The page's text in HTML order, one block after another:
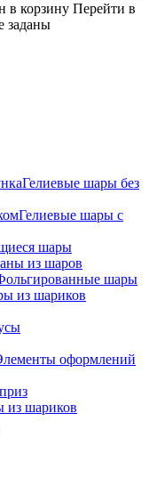
в корзину Перейти в
заданы
Гелиевые шары без
Гелиевые шары с
шары
из шаров
шары
из шариков
оформлений
из шариков